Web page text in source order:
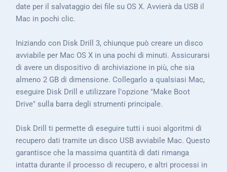
date per il salvataggio dei file su OS X. Avvierà da USB il
Mac in pochi clic.
Iniziando con Disk Drill 3, chiunque può creare un disco
avviabile per Mac OS X in una pochi di minuti. Assicurarsi
di avere un dispositivo di archiviazione in più, che sia
almeno 2 GB di dimensione. Collegarlo a qualsiasi Mac,
eseguire Disk Drill e utilizzare l'opzione "Make Boot
Drive" sulla barra degli strumenti principale.
Disk Drill ti permette di eseguire tutti i suoi algoritmi di
recupero dati tramite un disco USB avviabile Mac. Questo
garantisce che la massima quantità di dati rimanga
intatta durante il processo di recupero, e altri processi in